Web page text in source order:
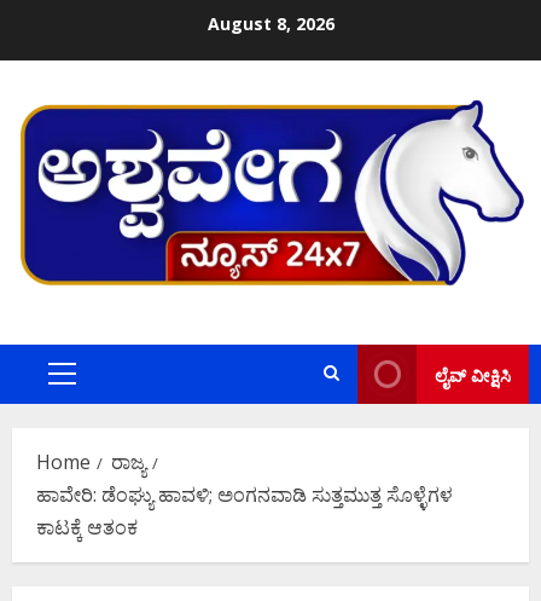
August 8, 2026
Primary
ಲೈವ್ ವೀಕ್ಷಿಸಿ
Home
ರಾಜ್ಯ
ಹಾವೇರಿ: ಡೆಂಘ್ಯು ಹಾವಳಿ; ಅಂಗನವಾಡಿ ಸುತ್ತಮುತ್ತ ಸೊಳ್ಳೆಗಳ
ಕಾಟಕ್ಕೆ ಆತಂಕ